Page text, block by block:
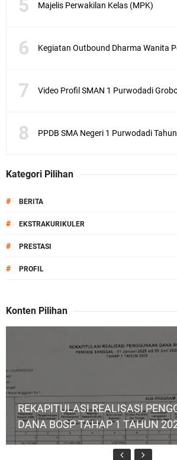
Majelis Perwakilan Kelas (MPK)
Video Profil SMAN 1 Purwodadi
Kategori Pilihan
# BERITA
# EKSTRAKURIKULER
# PRESTASI
# PROFIL
Konten Pilihan
REKAPITULASI REALISASI
DANA BOSP TAHAP 1 TAHUN